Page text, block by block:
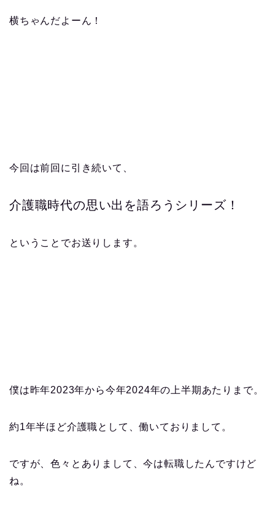
横ちゃんだよーん！
今回は前回に引き続いて、
介護職時代の思い出を語ろうシリーズ！
ということでお送りします。
僕は昨年2023年から今年2024年の上半期あたりまで。
約1年半ほど介護職として、働いておりまして。
ですが、色々とありまして、今は転職したんですけど
ね。